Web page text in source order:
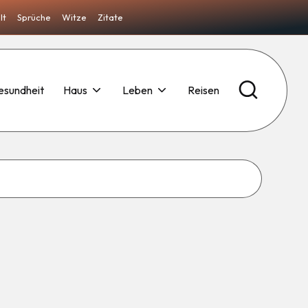
Sprüche Witze Zitate
Haus Leben Reisen